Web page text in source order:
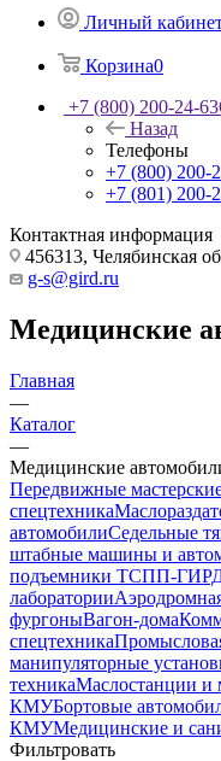
Личный
Корзина0
+7 (800) 200-24-63
Назад
Телефоны
+7 (800) 200-
+7 (801) 200-
Контактная информация
456313, Челябинская
g-s@gird.ru
Медицинские
Главная
—
Каталог
—
Медицинские
Передвижные
спецтехника
автомобилиСедельные
штабные машины и
подъемники ТСПП-
лаборатории
фургоныВагон-дома
спецтехника
манипуляторные
техникаМаслостанции и
КМУБортовые
КМУМедицинские и
Фильтровать